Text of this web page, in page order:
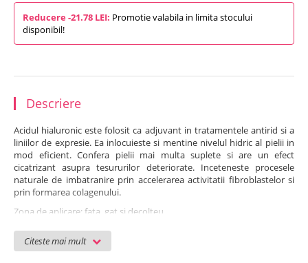
Reducere -21.78 LEI: Promotie valabila in limita stocului
disponibil!
Descriere
Citeste mai mult
Acidul hialuronic este folosit ca adjuvant in tratamentele antirid si a
liniilor de expresie. Ea inlocuieste si mentine nivelul hidric al pielii in
mod eficient. Confera pielii mai multa suplete si are un efect
cicatrizant asupra tesururilor deteriorate. Inceteneste procesele
naturale de imbatranire prin accelerarea activitatii fibroblastelor si
prin formarea colagenului.
Zona de aplicare: fata, gat si decolteu.
Recomandat pentru toate tipurile de piele, si pentru tratamente
antirid.